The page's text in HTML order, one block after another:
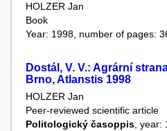
HOLZER Jan
Book
Year: 1998, number of pages:
Dostál, V. V.: Agrární
Brno, Atlanstis 1998
HOLZER Jan
Peer-reviewed scientific article
Politologický časoppis, year: